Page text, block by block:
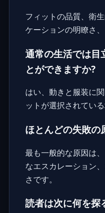
フィットの品質、衛
ケーションの明瞭さ
通常の生活では目
とができますか?
はい、動きと服装に
ットが選択されてい
ほとんどの失敗の
最も一般的な原因は
なエスカレーション
さです。
読者は次に何を探